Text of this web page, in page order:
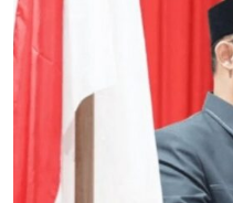
Sukses
Petakan
Jantung
Infrastruktur
Bangun
Kartografi